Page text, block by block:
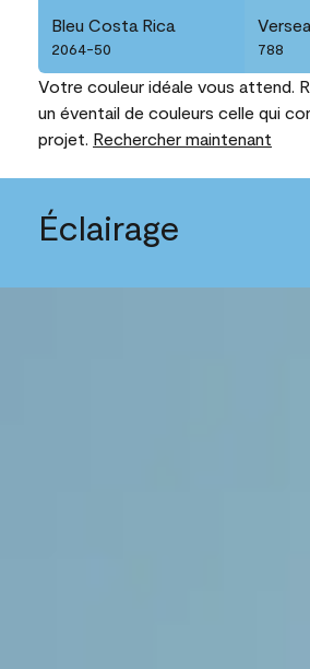
Bleu Costa Rica
2064-50 788
Votre couleur idéale vous attend.
un éventail de couleurs celle qui
projet. Rechercher maintenant
Éclairage